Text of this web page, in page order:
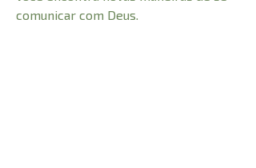
comunicar com Deus.